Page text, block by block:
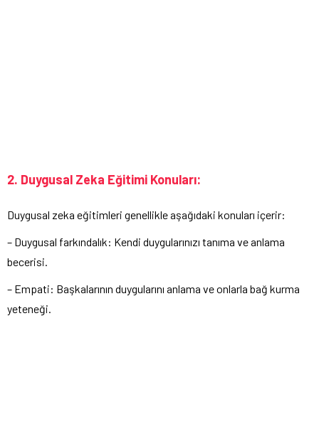
2. Duygusal Zeka Eğitimi Konuları:
Duygusal zeka eğitimleri genellikle aşağıdaki konuları içerir:
– Duygusal farkındalık: Kendi duygularınızı tanıma ve anlama
becerisi.
– Empati: Başkalarının duygularını anlama ve onlarla bağ kurma
yeteneği.